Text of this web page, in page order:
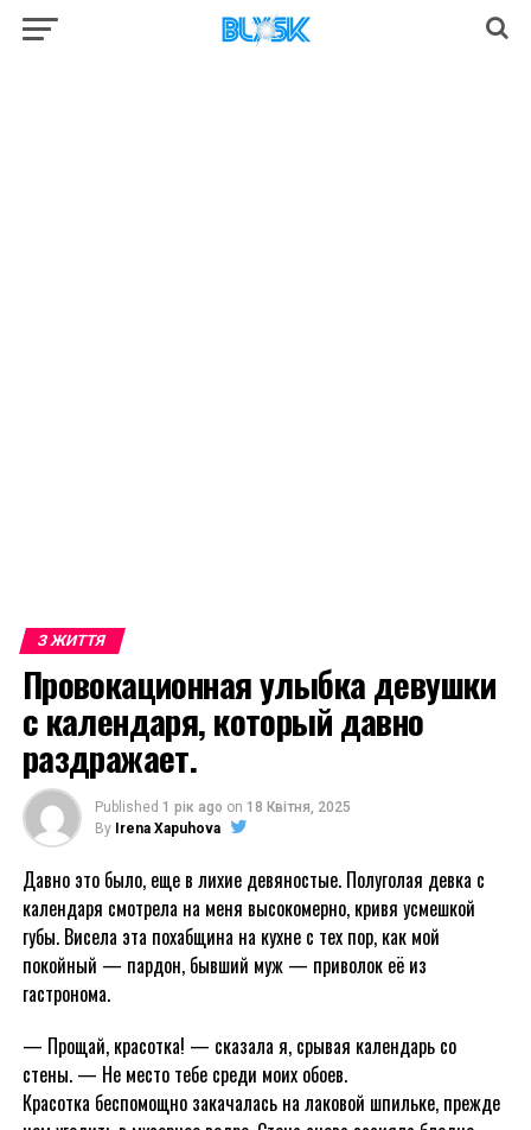
З ЖИТТЯ
Провокационная улыбка девушки
с календаря, который давно
раздражает.
Published 1 рік ago on 18 Квітня, 2025
By Irena Xapuhova
Давно это было, еще в лихие девяностые. Полуголая девка с
календаря смотрела на меня высокомерно, кривя усмешкой
губы. Висела эта похабщина на кухне с тех пор, как мой
покойный — пардон, бывший муж — приволок её из
гастронома.
— Прощай, красотка! — сказала я, срывая календарь со
стены. — Не место тебе среди моих обоев.
Красотка беспомощно закачалась на лаковой шпильке, прежде